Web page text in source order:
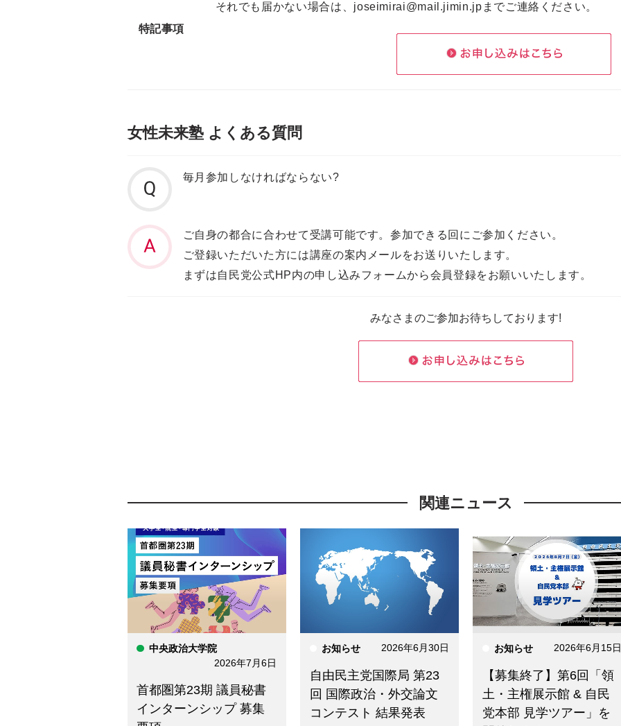
特記事項
それでも届かない場合は、joseimirai@mail.jimin.jpまでご連絡ください。
女性未来塾 よくある質問
毎月参加しなければならない?
ご自身の都合に合わせて受講可能です。参加できる回にご参加ください。
ご登録いただいた方には講座の案内メールをお送りいたします。
まずは自民党公式HP内の申し込みフォームから会員登録をお願いいたします。
みなさまのご参加お待ちしております!
関連ニュース
中央政治大学院
2026年7月6日
首都圏第23期 議員秘書
インターンシップ 募集
お知らせ 2026年6月30日
自由民主党国際局 第23
回 国際政治・外交論文
コンテスト 結果発表
お知らせ 2026年6月15日
【募集終了】第6回「領
土・主権展示館 & 自民
党本部 見学ツアー」を